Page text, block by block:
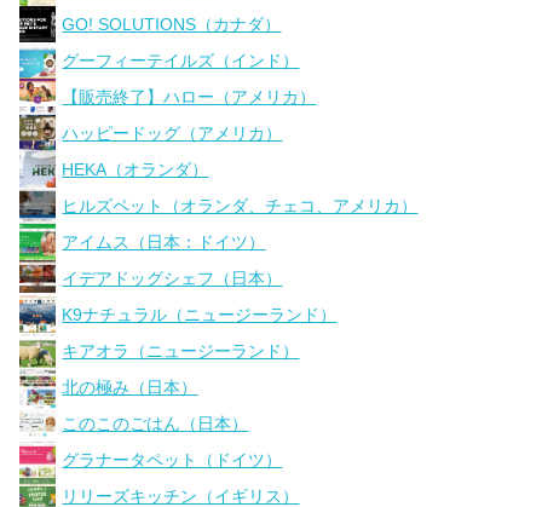
GO! SOLUTIONS（カナダ）
グーフィーテイルズ（インド）
【販売終了】ハロー（アメリカ）
ハッピードッグ（アメリカ）
HEKA（オランダ）
ヒルズペット（オランダ、チェコ、アメリカ）
アイムス（日本：ドイツ）
イデアドッグシェフ（日本）
K9ナチュラル（ニュージーランド）
キアオラ（ニュージーランド）
北の極み（日本）
このこのごはん（日本）
グラナータペット（ドイツ）
リリーズキッチン（イギリス）